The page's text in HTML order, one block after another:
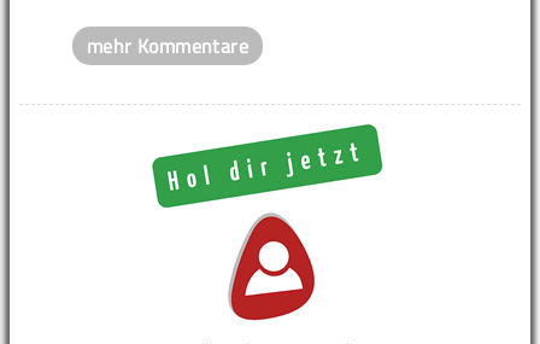
mehr Kommentare